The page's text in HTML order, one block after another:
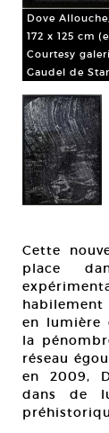
Dove
172 x 125 cm
Courtesy
Gaudel de
Cette
place
en lumière
la
réseau
en 2009,
dans de